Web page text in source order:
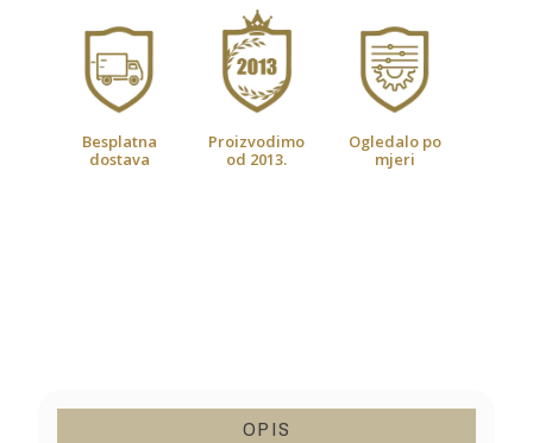
Besplatna
dostava
Proizvodimo
od 2013.
Ogledalo po
mjeri
OPIS